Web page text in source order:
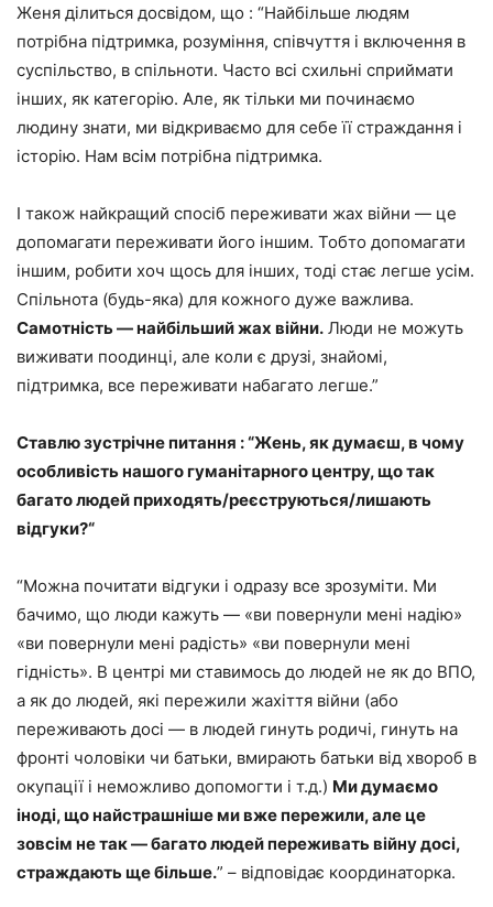
Женя ділиться досвідом, що : “Найбільше людям
потрібна підтримка, розуміння, співчуття і включення в
суспільство, в спільноти. Часто всі схильні сприймати
інших, як категорію. Але, як тільки ми починаємо
людину знати, ми відкриваємо для себе її страждання і
історію. Нам всім потрібна підтримка.
І також найкращий спосіб переживати жах війни — це
допомагати переживати його іншим. Тобто допомагати
іншим, робити хоч щось для інших, тоді стає легше усім.
Спільнота (будь-яка) для кожного дуже важлива.
Самотність — найбільший жах війни. Люди не можуть
виживати поодинці, але коли є друзі, знайомі,
підтримка, все переживати набагато легше.”
Ставлю зустрічне питання : “Жень, як думаєш, в чому
особливість нашого гуманітарного центру, що так
багато людей приходять/реєструються/лишають
відгуки?“
“Можна почитати відгуки і одразу все зрозуміти. Ми
бачимо, що люди кажуть — «ви повернули мені надію»
«ви повернули мені радість» «ви повернули мені
гідність». В центрі ми ставимось до людей не як до ВПО,
а як до людей, які пережили жахіття війни (або
переживають досі — в людей гинуть родичі, гинуть на
фронті чоловіки чи батьки, вмирають батьки від хвороб в
окупації і неможливо допомогти і т.д.) Ми думаємо
іноді, що найстрашніше ми вже пережили, але це
зовсім не так — багато людей переживать війну досі,
страждають ще більше.” – відповідає координаторка.